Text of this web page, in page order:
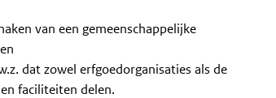
van een gemeenschappelijke
dat zowel erfgoedorganisaties als de
faciliteiten delen.